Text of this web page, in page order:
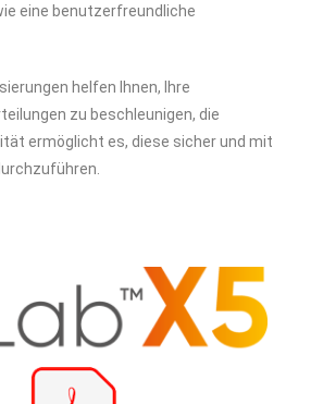
eine benutzerfreundliche
helfen Ihnen, Ihre
zu beschleunigen, die
ermöglicht es, diese sicher und mit